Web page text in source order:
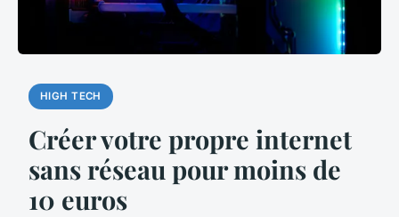
HIGH TECH
Créer votre propre internet
sans réseau pour moins de
10 euros